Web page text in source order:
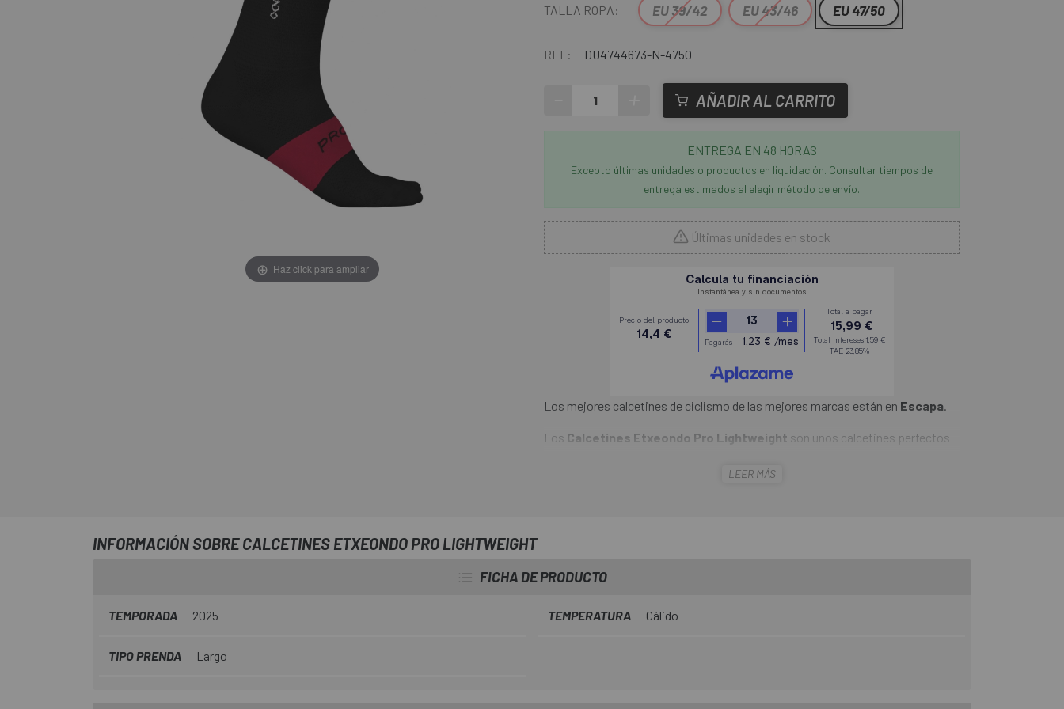
Haz click para ampliar
TALLA ROPA: EU 39/42 EU 43/46 EU 47/50
REF: DU4744673-N-4750
AÑADIR AL CARRITO
ENTREGA EN 48 HORAS
Excepto últimas unidades o productos en liquidación. Consultar tiempos de
entrega estimados al elegir método de envío.
Últimas unidades en stock
Los mejores calcetines de ciclismo de las mejores marcas están en Escapa.
Los Calcetines Etxeondo Pro Lightweight son unos calcetines perfectos
conseguir una alta transpiración, compuesto de fibras ligeras que
LEER MÁS
INFORMACIÓN SOBRE CALCETINES ETXEONDO PRO LIGHTWEIGHT
FICHA DE PRODUCTO
TEMPORADA 2025 TEMPERATURA Cálido
TIPO PRENDA Largo